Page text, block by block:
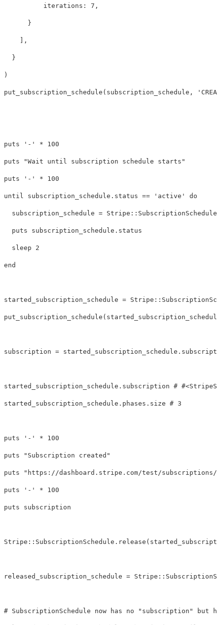
iterations: 7 ,
}
],
}
)
put_subscription_schedule ( subscription_schedule ,
puts '-' * 100
puts "Wait until subscription schedule starts"
puts '-' * 100
until subscription_schedule . status == 'active' do
subscription_schedule = Stripe :: SubscriptionSchedule
puts subscription_schedule . status
sleep 2
end
started_subscription_schedule = Stripe ::
put_subscription_schedule ( started_subscription_schedule
subscription = started_subscription_schedule .
started_subscription_schedule . subscription #
started_subscription_schedule . phases . size # 3
puts '-' * 100
puts "Subscription created"
puts "https://dashboard.stripe.com/test/subscriptions/
puts '-' * 100
puts subscription
Stripe :: SubscriptionSchedule . release (
released_subscription_schedule = Stripe ::
# SubscriptionSchedule now has no "subscription" but